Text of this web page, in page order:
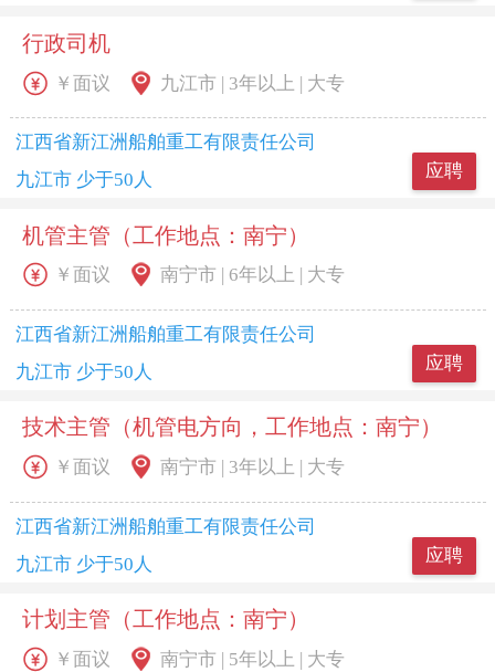
行政司机
应聘
￥面议 九江市 | 3年以上 | 大专
江西省新江洲船舶重工有限责任公司
九江市 少于50人
机管主管（工作地点：南宁）
应聘
￥面议 南宁市 | 6年以上 | 大专
江西省新江洲船舶重工有限责任公司
九江市 少于50人
技术主管（机管电方向，工作地点：南宁）
应聘
￥面议 南宁市 | 3年以上 | 大专
江西省新江洲船舶重工有限责任公司
九江市 少于50人
计划主管（工作地点：南宁）
￥面议 南宁市 | 5年以上 | 大专